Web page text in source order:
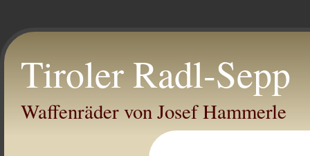
Tiroler Radl-Sepp
Waffenräder von Josef Hammerle